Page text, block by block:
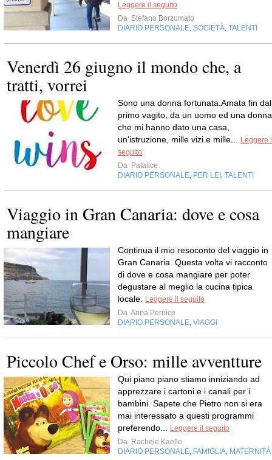
Leggere il seguito
Da Stefano Borzumato
DIARIO PERSONALE, SOCIETÀ, TALENTI
Venerdì 26 giugno il mondo che, a
tratti, vorrei
Sono una donna fortunata.Amata fin dal
primo vagito, da un uomo ed una
che mi hanno dato una casa,
un'istruzione, mille vizi e mille... Leggere
seguito
Da Patalice
DIARIO PERSONALE, PER LEI , TALENTI
Viaggio in Gran Canaria: dove e cosa
mangiare
Continua il mio resoconto del viaggio in
Gran Canaria. Questa volta vi racconto
di dove e cosa mangiare per poter
degustare al meglio la cucina tipica
locale. Leggere il seguito
Da Anna Pernice
DIARIO PERSONALE, VIAGGI
Piccolo Chef e Orso: mille avventture
Qui piano piano stiamo inniziando ad
apprezzare i cartoni e i canali per i
bambini. Sapete che Pietro non si era
mai interessato a questi programmi
preferendo... Leggere il seguito
Da Rachele Kaelle
DIARIO PERSONALE, FAMIGLIA, MATERNITÀ